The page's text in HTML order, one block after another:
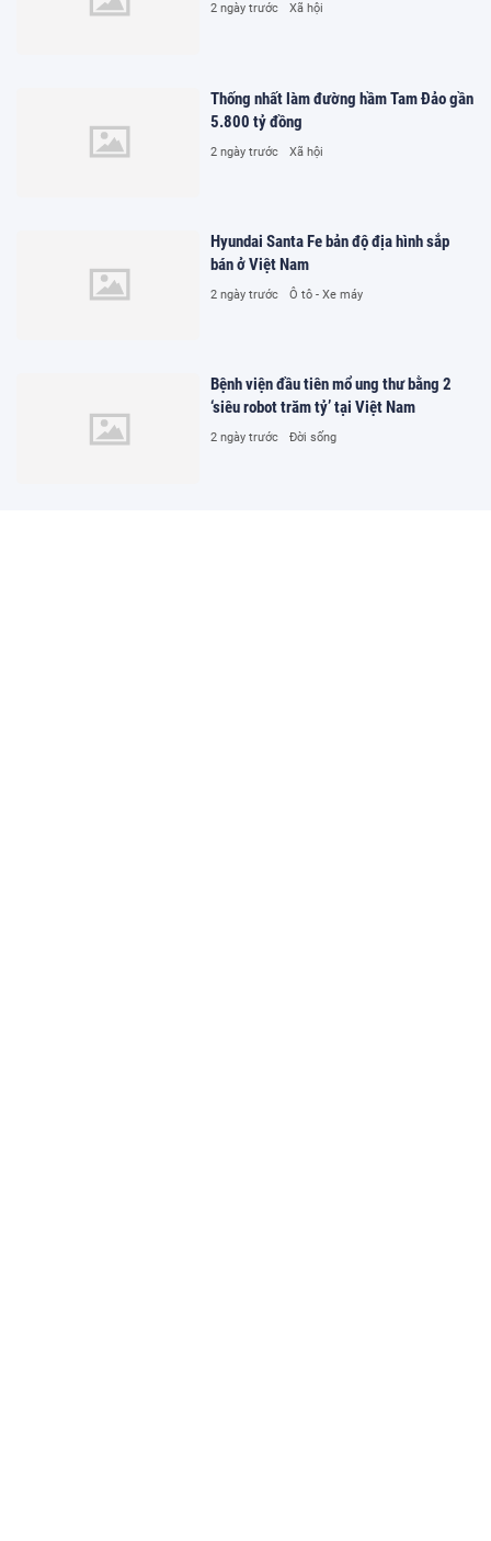
2 ngày trước Xã hội
Thống nhất làm đường hầm Tam Đảo gần
5.800 tỷ đồng
2 ngày trước Xã hội
Hyundai Santa Fe bản độ địa hình sắp
bán ở Việt Nam
2 ngày trước Ô tô - Xe máy
Bệnh viện đầu tiên mổ ung thư bằng 2
‘siêu robot trăm tỷ’ tại Việt Nam
2 ngày trước Đời sống